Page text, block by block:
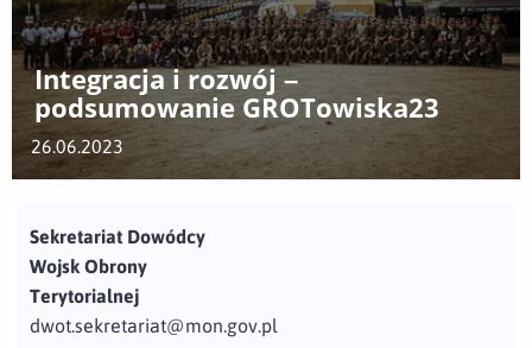
Integracja i rozwój –
podsumowanie GROTowiska23
26.06.2023
Sekretariat Dowódcy
Wojsk Obrony
Terytorialnej
dwot.sekretariat@mon.gov.pl